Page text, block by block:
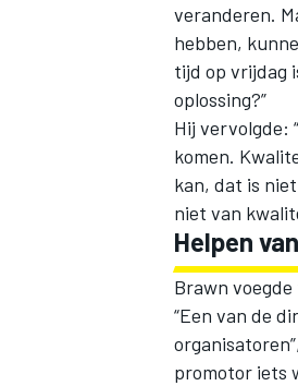
veranderen.
hebben,
tijd op vrijdag
oplossing?”
Hij vervolgde:
komen.
kan, dat is
niet van
Helpen
Brawn
“Een van de
promotor iets